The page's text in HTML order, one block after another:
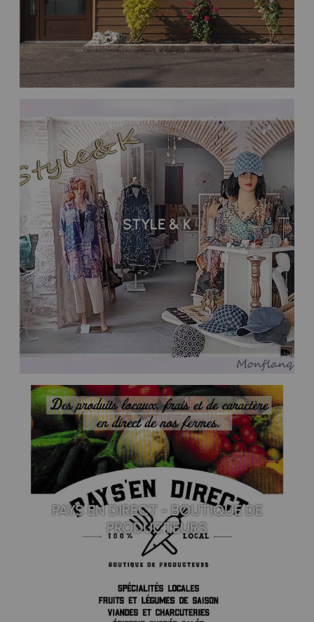
STYLE & K
PAYS EN DIRECT - BOUTIQUE DE
PRODUCTEURS